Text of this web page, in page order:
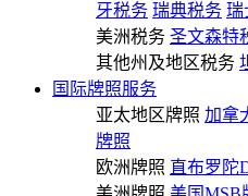
牙税务 瑞典税务 瑞
美洲税务 圣文森特
其他州及地区税务
国际牌照服务
亚太地区牌照 加拿
牌照
欧洲牌照 直布罗陀